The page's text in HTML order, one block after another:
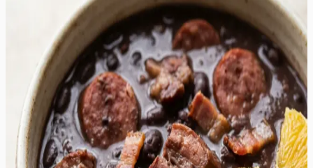
5.0Hinnang:(3)
Brasiilia lihapada ehk feijoada
See tummine ja sügavate maitsetega lihapada on tõeline
mugavustoit, mis pakub rikkaliku ja rahuldustpakkuva
maitseelamuse igale lihasõbrale. Roa süda on aeglaselt
hautatud mustad oad, mis imevad endasse suitsuse
peekoni, vürtsika vorsti ja pehme sealiha mahlad,
tekitades sametise ja paksu kastme. Iga suutäis on täis
erinevaid tekstuure – alates muredaks keenud seapraest
kuni krõmpsuvate peekonitükkideni. Suitsused alatoonid